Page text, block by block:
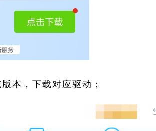
本，下载对应驱动；